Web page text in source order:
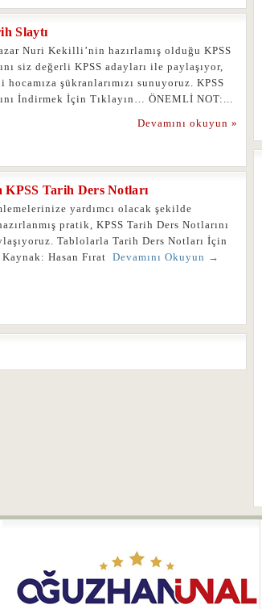
Slaytı
Nuri Kekilli’nin hazırlamış olduğu KPSS
siz değerli KPSS adayları ile paylaşıyor,
şükranlarımızı sunuyoruz. KPSS
İndirmek İçin Tıklayın… ÖNEMLİ NOT:...
Devamını okuyun »
KPSS Tarih Ders Notları
yardımcı olacak şekilde
pratik, KPSS Tarih Ders Notlarını
Tablolarla Tarih Ders Notları İçin
Hasan Fırat Devamını Okuyun →